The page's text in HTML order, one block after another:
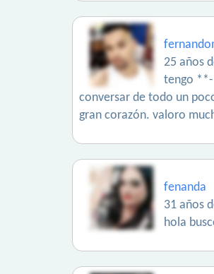
25 años
tengo **-
conversar de todo un
gran corazón. valoro
fenanda
31 años
hola